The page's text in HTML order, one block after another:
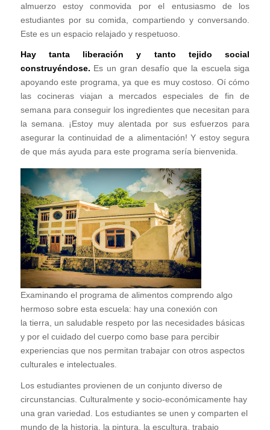
almuerzo estoy conmovida por el entusiasmo de los
estudiantes por su comida, compartiendo y conversando.
Este es un espacio relajado y respetuoso.
Hay tanta liberación y tanto tejido social
construyéndose. Es un gran desafío que la escuela siga
apoyando este programa, ya que es muy costoso. Oí cómo
las cocineras viajan a mercados especiales de fin de
semana para conseguir los ingredientes que necesitan para
la semana. ¡Estoy muy alentada por sus esfuerzos para
asegurar la continuidad de a alimentación! Y estoy segura
de que más ayuda para este programa sería bienvenida.
Examinando el programa de alimentos comprendo algo
hermoso sobre esta escuela: hay una conexión con
la tierra, un saludable respeto por las necesidades básicas
y por el cuidado del cuerpo como base para percibir
experiencias que nos permitan trabajar con otros aspectos
culturales e intelectuales.
Los estudiantes provienen de un conjunto diverso de
circunstancias. Culturalmente y socio-económicamente hay
una gran variedad. Los estudiantes se unen y comparten el
mundo de la historia, la pintura, la escultura, trabajo